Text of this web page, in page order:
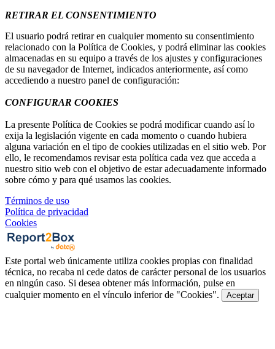
RETIRAR EL CONSENTIMIENTO
El usuario podrá retirar en cualquier momento su consentimiento
relacionado con la Política de Cookies, y podrá eliminar las cookies
almacenadas en su equipo a través de los ajustes y configuraciones
de su navegador de Internet, indicados anteriormente, así como
accediendo a nuestro panel de configuración:
CONFIGURAR COOKIES
La presente Política de Cookies se podrá modificar cuando así lo
exija la legislación vigente en cada momento o cuando hubiera
alguna variación en el tipo de cookies utilizadas en el sitio web. Por
ello, le recomendamos revisar esta política cada vez que acceda a
nuestro sitio web con el objetivo de estar adecuadamente informado
sobre cómo y para qué usamos las cookies.
Términos de uso
Política de privacidad
Cookies
Este portal web únicamente utiliza cookies propias con finalidad
técnica, no recaba ni cede datos de carácter personal de los usuarios
en ningún caso. Si desea obtener más información, pulse en
cualquier momento en el vínculo inferior de "Cookies".
Aceptar